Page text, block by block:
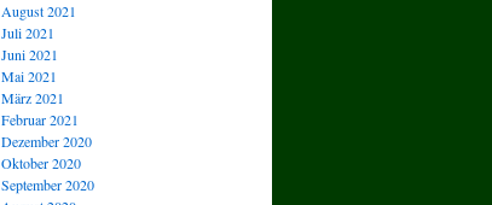
August 2021
Juli 2021
Juni 2021
Mai 2021
März 2021
Februar 2021
Dezember 2020
Oktober 2020
September 2020